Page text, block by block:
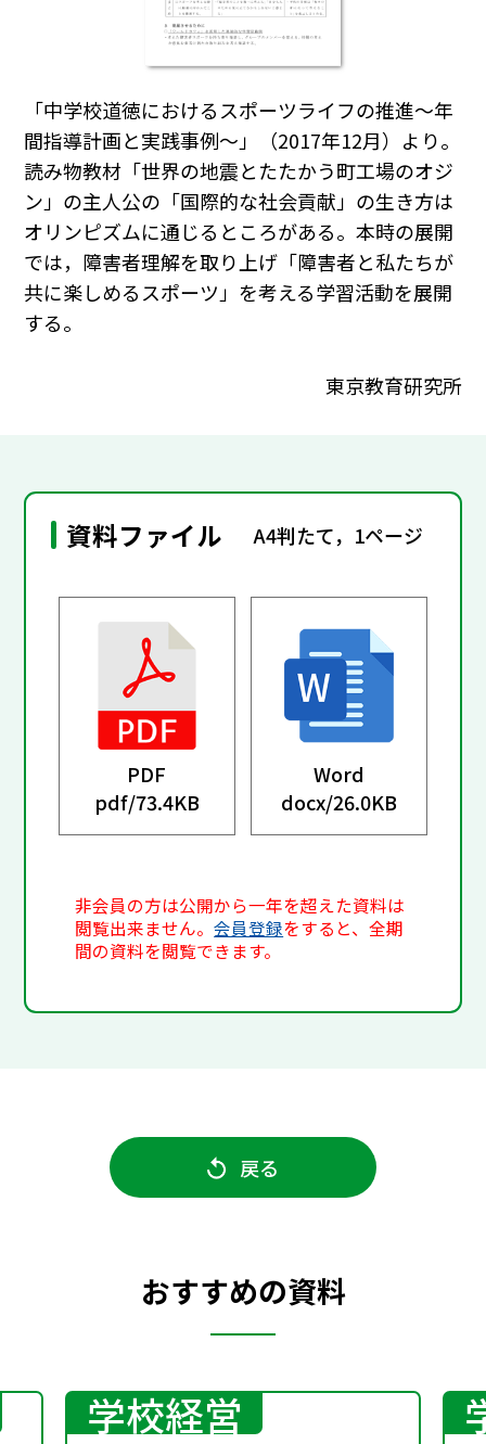
「中学校道徳におけるスポーツライフの推進～年
間指導計画と実践事例～」（2017年12月）より。
読み物教材「世界の地震とたたかう町工場のオジ
ン」の主人公の「国際的な社会貢献」の生き方は
オリンピズムに通じるところがある。本時の展開
では，障害者理解を取り上げ「障害者と私たちが
共に楽しめるスポーツ」を考える学習活動を展開
する。
東京教育研究所
資料ファイル A4判たて，1ページ
PDF
pdf/73.4KB
Word
docx/26.0KB
非会員の方は公開から一年を超えた資料は
閲覧出来ません。会員登録をすると、全期
間の資料を閲覧できます。
戻る
おすすめの資料
学校経営